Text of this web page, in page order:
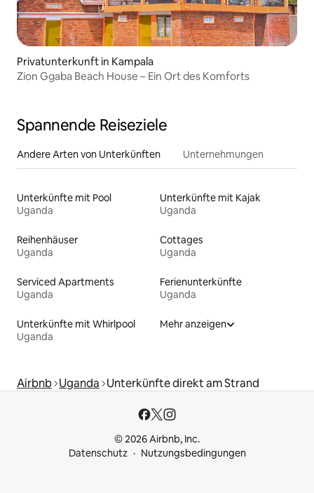
Privatunterkunft in Kampala
Zion Ggaba Beach House – Ein Ort des Komforts
Spannende Reiseziele
Andere Arten von Unterkünften Unternehmungen
Unterkünfte mit Pool
Uganda
Unterkünfte mit Kajak
Uganda
Reihenhäuser
Uganda
Cottages
Uganda
Serviced Apartments
Uganda
Ferienunterkünfte
Uganda
Unterkünfte mit Whirlpool
Uganda
Mehr anzeigen
Airbnb Uganda Unterkünfte direkt am Strand
© 2026 Airbnb, Inc.
Datenschutz
Nutzungsbedingungen